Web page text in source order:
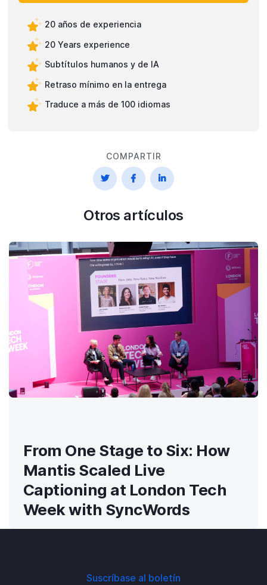
20 años de experiencia
20 Years experience
Subtítulos humanos y de IA
Retraso mínimo en la entrega
Traduce a más de 100 idiomas
COMPARTIR
  
Otros artículos
From One Stage to Six: How
Mantis Scaled Live
Captioning at London Tech
Week with SyncWords
Suscríbase al boletín